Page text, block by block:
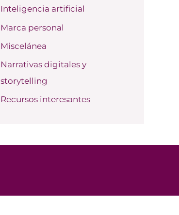
Inteligencia artificial
Marca personal
Miscelánea
Narrativas digitales y
storytelling
Recursos interesantes